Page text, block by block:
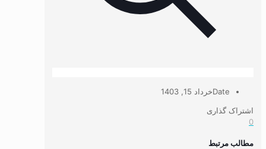
Dateخرداد 15, 1403
اشتراک گذاری
0
مطالب مرتبط